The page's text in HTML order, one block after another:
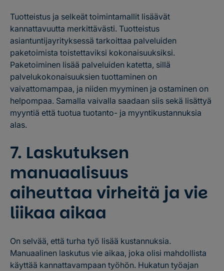
Tuotteistus ja selkeät toimintamallit lisäävät
kannattavuutta merkittävästi. Tuotteistus
asiantuntijayrityksessä tarkoittaa palveluiden
paketoimista toistettaviksi kokonaisuuksiksi.
Paketoiminen lisää palveluiden katetta, sillä
palvelukokonaisuuksien tuottaminen on
vaivattomampaa, ja niiden myyminen ja ostaminen on
helpompaa. Samalla vaivalla saadaan siis sekä lisättyä
myyntiä että tuotua tuotanto- ja myyntikustannuksia
alas.
7. Laskutuksen
manuaalisuus
aiheuttaa virheitä ja vie
liikaa aikaa
On selvää, että turha työ lisää kustannuksia.
Manuaalinen laskutus vie aikaa, joka olisi mahdollista
käyttää kannattavampaan työhön. Hukatun työajan